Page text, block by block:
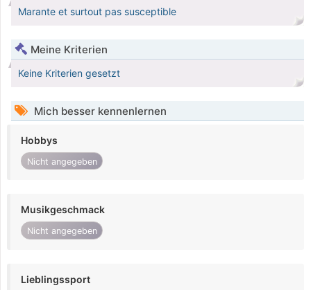
Marante et surtout pas susceptible
Meine Kriterien
Keine Kriterien gesetzt
Mich besser kennenlernen
Hobbys
Nicht angegeben
Musikgeschmack
Nicht angegeben
Lieblingssport